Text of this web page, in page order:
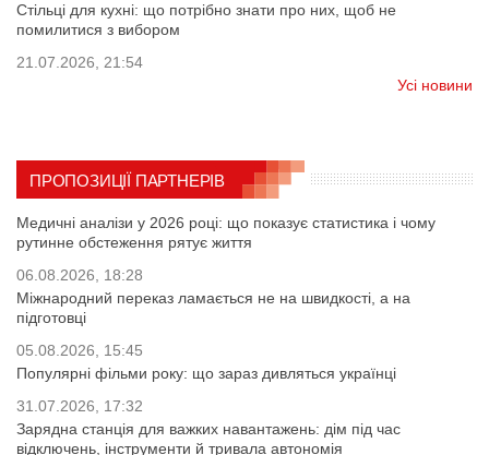
Стільці для кухні: що потрібно знати про них, щоб не
помилитися з вибором
21.07.2026, 21:54
Усі новини
ПРОПОЗИЦІЇ ПАРТНЕРІВ
Медичні аналізи у 2026 році: що показує статистика і чому
рутинне обстеження рятує життя
06.08.2026, 18:28
Міжнародний переказ ламається не на швидкості, а на
підготовці
05.08.2026, 15:45
Популярні фільми року: що зараз дивляться українці
31.07.2026, 17:32
Зарядна станція для важких навантажень: дім під час
відключень, інструменти й тривала автономія